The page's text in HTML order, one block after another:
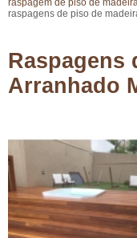
raspagem de piso de
raspagens de piso de
Raspagens
Arranhado